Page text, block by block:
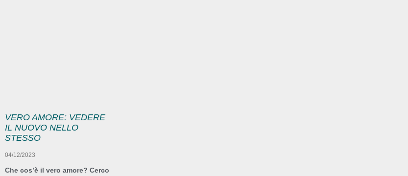
VERO AMORE: VEDERE
IL NUOVO NELLO
STESSO
04/12/2023
Che cos’è il vero amore? Cerco